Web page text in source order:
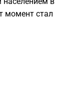
момент стал